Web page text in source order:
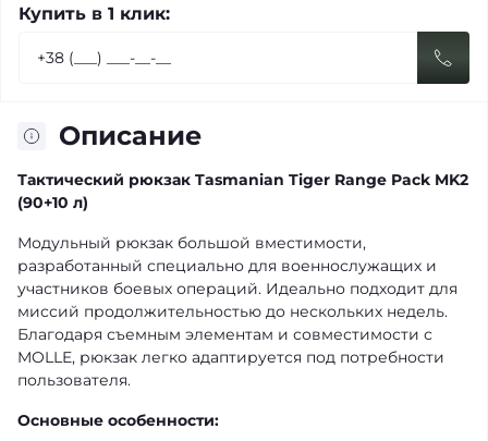
Купить в 1 клик:
Описание
Тактический рюкзак Tasmanian Tiger Range Pack MK2
(90+10 л)
Модульный рюкзак большой вместимости,
разработанный специально для военнослужащих и
участников боевых операций. Идеально подходит для
миссий продолжительностью до нескольких недель.
Благодаря съемным элементам и совместимости с
MOLLE, рюкзак легко адаптируется под потребности
пользователя.
Основные особенности: